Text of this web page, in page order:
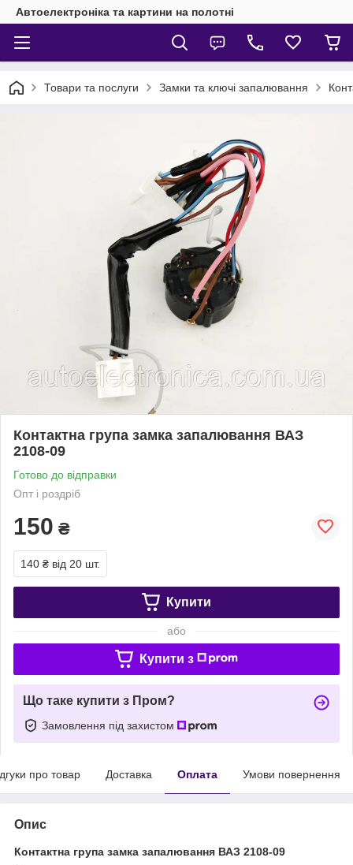
Автоелектроніка та картини на полотні
Товари та послуги Замки та ключі запалювання
Контактна група замка запалювання ВАЗ
2108-09
Готово до відправки
Опт і роздріб
150 ₴
140 ₴ від 20 шт.
Купити
або
Купити з
Що таке купити з Пром?
Замовлення під захистом
про товар Доставка Оплата Умови повернення
Опис
Контактна група замка запалювання ВАЗ 2108-09